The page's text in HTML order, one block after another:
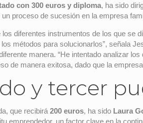
con 300 euros y diploma, ha sido
proceso de sucesión en la empresa
los diferentes instrumentos de los que se
métodos para solucionarlos”, señala
manera. “He intentado analizar
de manera exitosa, dado que la
y tercer
que recibirá 200 euros, ha sido Laura